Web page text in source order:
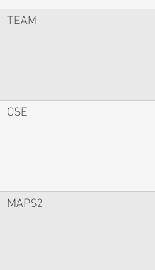
TEAM
OSE
MAPS2